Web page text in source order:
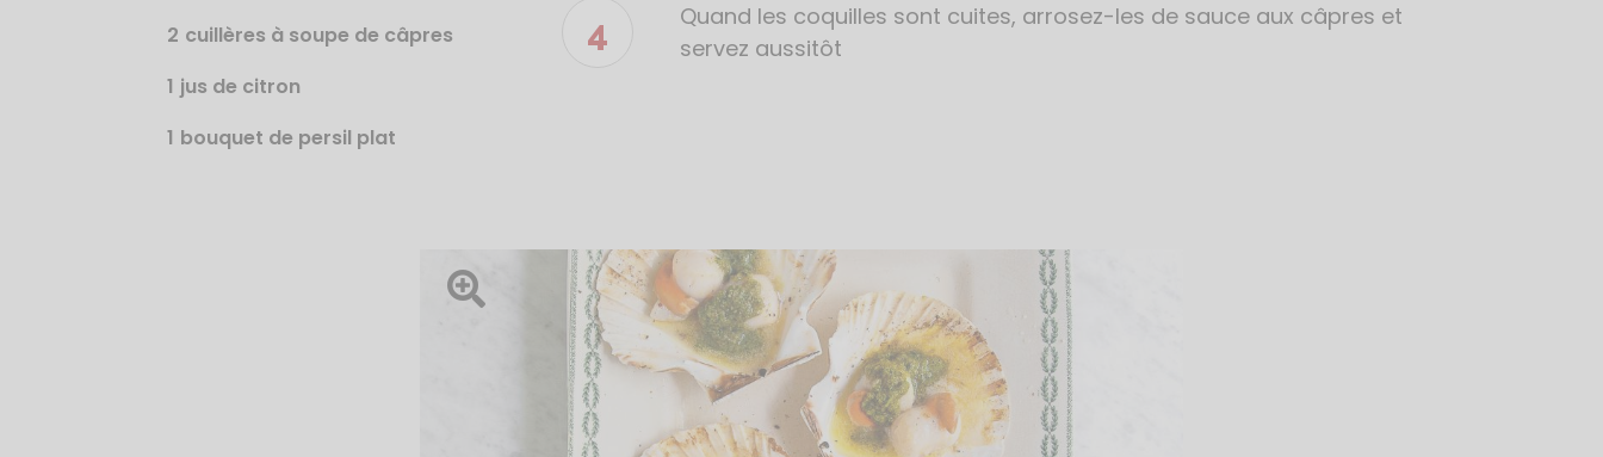
2 cuillères à soupe de câpres
1 jus de citron
1 bouquet de persil plat
Quand les coquilles sont cuites, arrosez-les de sauce aux câpres et
servez aussitôt
Ouvrir l'image